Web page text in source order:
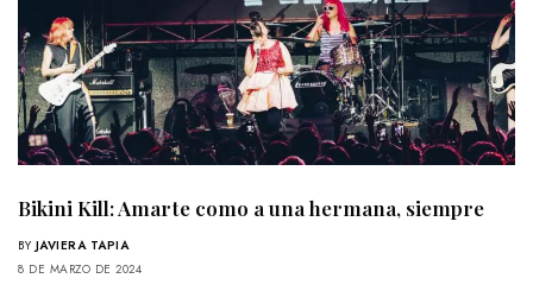
Bikini Kill: Amarte como a una hermana, siempre
BY JAVIERA TAPIA
8 DE MARZO DE 2024